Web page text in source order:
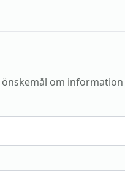
om information